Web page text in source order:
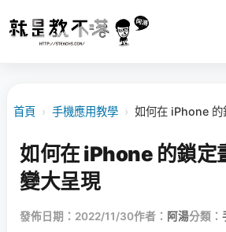
首頁 › 手機應用教學 › 如何在 iPhone 的
如何在 iPhone 的鎖定
變大呈現
發佈日期：2022/11/30作者： 阿湯分類：